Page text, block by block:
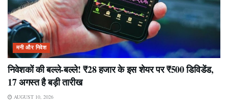
मनी और निवेश
निवेशकों की बल्ले-बल्ले! ₹28 हजार के इस शेयर पर ₹500 डिविडेंड,
17 अगस्त है बड़ी तारीख
AUGUST 10, 2026